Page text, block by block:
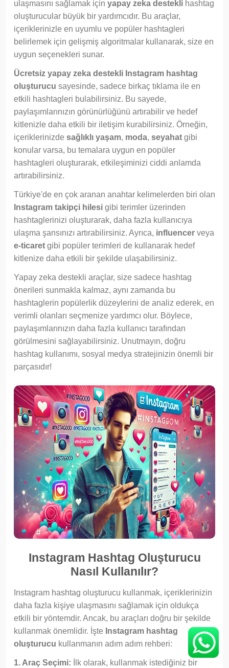
ulaşmasını sağlamak için yapay zeka destekli hashtag
oluşturucular büyük bir yardımcıdır. Bu araçlar,
içeriklerinizle en uyumlu ve popüler hashtagleri
belirlemek için gelişmiş algoritmalar kullanarak, size en
uygun seçenekleri sunar.
Ücretsiz yapay zeka destekli Instagram hashtag
oluşturucu sayesinde, sadece birkaç tıklama ile en
etkili hashtagleri bulabilirsiniz. Bu sayede,
paylaşımlarınızın görünürlüğünü artırabilir ve hedef
kitlenizle daha etkili bir iletişim kurabilirsiniz. Örneğin,
içeriklerinizde sağlıklı yaşam, moda, seyahat gibi
konular varsa, bu temalara uygun en popüler
hashtagleri oluşturarak, etkileşiminizi ciddi anlamda
artırabilirsiniz.
Türkiye'de en çok aranan anahtar kelimelerden biri olan
Instagram takipçi hilesi gibi terimler üzerinden
hashtaglerinizi oluşturarak, daha fazla kullanıcıya
ulaşma şansınızı artırabilirsiniz. Ayrıca, influencer veya
e-ticaret gibi popüler terimleri de kullanarak hedef
kitlenize daha etkili bir şekilde ulaşabilirsiniz.
Yapay zeka destekli araçlar, size sadece hashtag
önerileri sunmakla kalmaz, aynı zamanda bu
hashtaglerin popülerlik düzeylerini de analiz ederek, en
verimli olanları seçmenize yardımcı olur. Böylece,
paylaşımlarınızın daha fazla kullanıcı tarafından
görülmesini sağlayabilirsiniz. Unutmayın, doğru
hashtag kullanımı, sosyal medya stratejinizin önemli bir
parçasıdır!
Instagram Hashtag Oluşturucu
Nasıl Kullanılır?
Instagram hashtag oluşturucu kullanmak, içeriklerinizin
daha fazla kişiye ulaşmasını sağlamak için oldukça
etkili bir yöntemdir. Ancak, bu araçları doğru bir şekilde
kullanmak önemlidir. İşte Instagram hashtag
oluşturucu kullanmanın adım adım rehberi:
1. Araç Seçimi: İlk olarak, kullanmak istediğiniz bir